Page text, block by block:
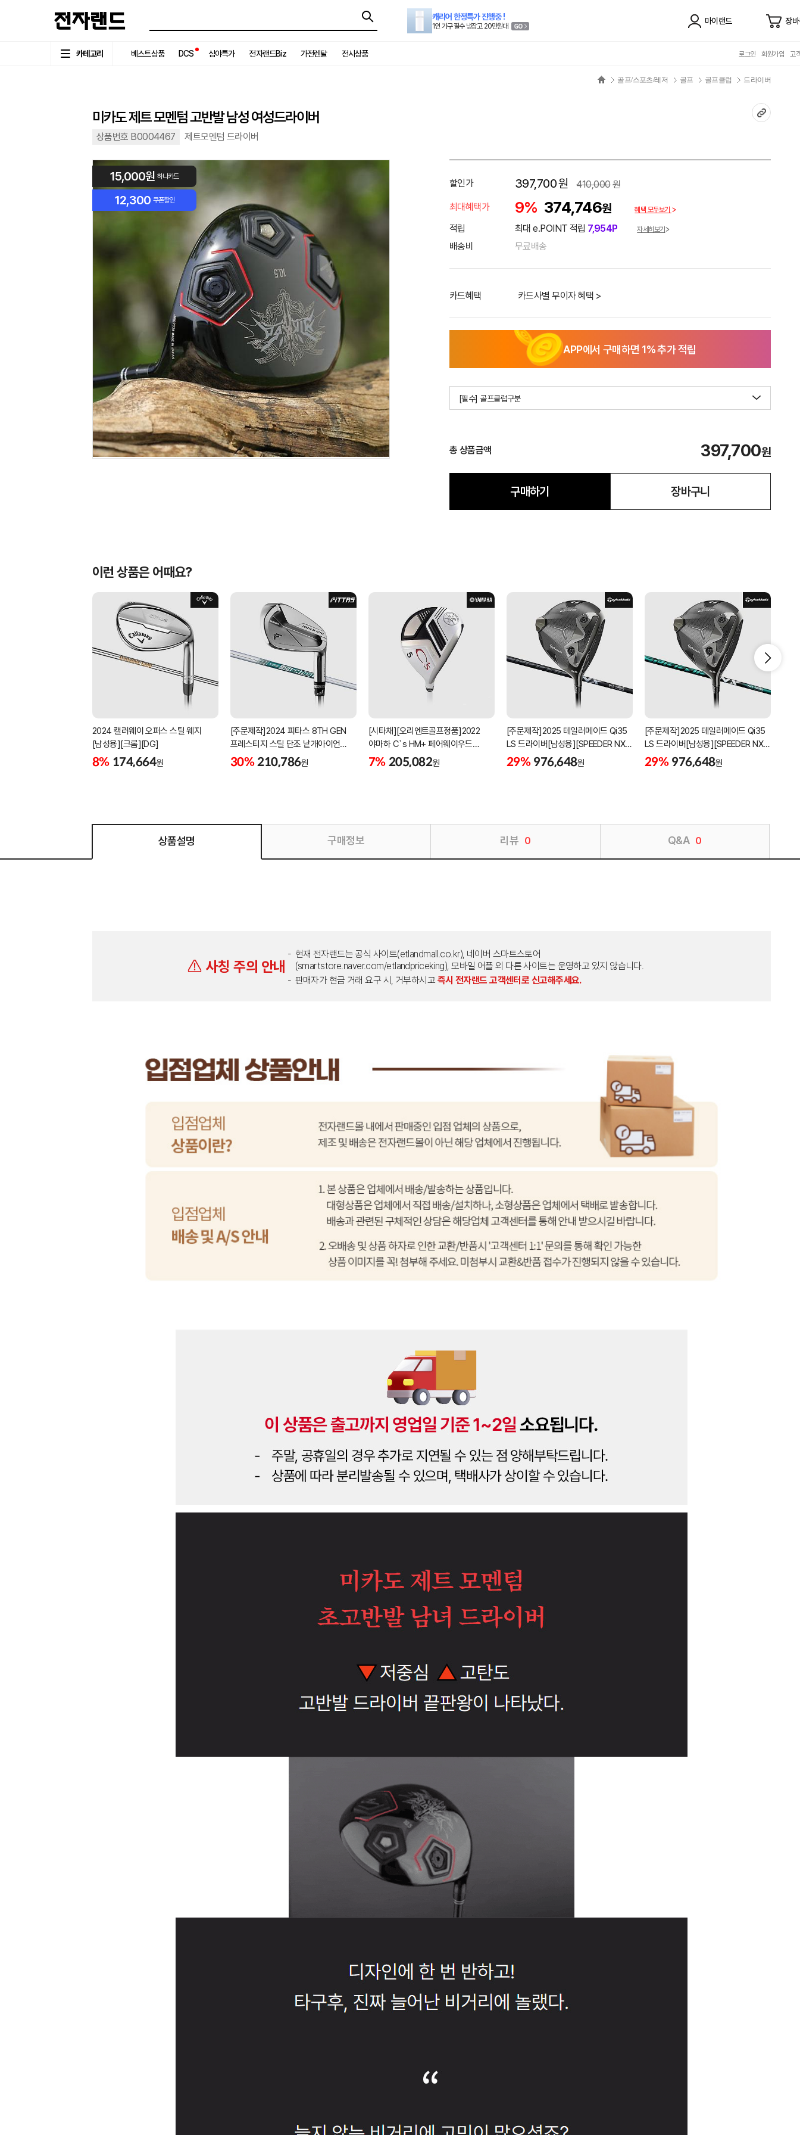
캐리어 한정특가 진행중 !
1인 가구 필수 냉장고 20만원대
마이랜드 장
카테고리 베스트상품 DCS 심야특가 전자랜드Biz 가전렌탈 전시상품 로그인 회원가입 고
골프/스포츠/레저 골프 골프클럽 드라이버
미카도 제트 모멘텀 고반발 남성 여성드라이버
상품번호 B0004467 제트모멘텀 드라이버
15,000원 하나카드
12,300 쿠폰할인
할인가 397,700원 410,000원
최대혜택가
9% 374,746원 혜택 모두보기
적립 최대 e.POINT 적립 7,954P 자세히보기
배송비 무료배송
카드혜택 카드사별 무이자 혜택 >
APP에서 구매하면 1% 추가 적립
[필수] 골프클럽구분
총 상품금액 397,700원
구매하기 장바구니
이런 상품은 어때요?
2024 캘러웨이 오퍼스 스틸 웨지
[남성용][크롬][DG]
8% 174,664원
[주문제작]2024 피타스 8TH GEN
프레스티지 스틸 단조 낱개아이언
[남성용][4번][NSPRO950GH NEO]
30% 210,786원
[시타채][오리엔트골프정품]2022
야마하 C`s HM+ 페어웨이우드
[여성용][화이트][C`s HM+
7% 205,082원
[주문제작]2025 테일러메이드 Qi35
LS 드라이버[남성용][SPEEDER NX
BLACK]
29% 976,648원
[주문제작]2025 테일러메이드 Qi35
LS 드라이버[남성용][SPEEDER NX
GREEN]
29% 976,648원
상품설명 구매정보 리뷰 0 Q&A 0
사칭 주의 안내
현재 전자랜드는 공식 사이트(etlandmall.co.kr), 네이버 스마트스토어
(smartstore.naver.com/etlandpriceking), 모바일 어플 외 다른 사이트는 운영하고 있지 않습니다.
판매자가 현금 거래 요구 시, 거부하시고 즉시 전자랜드 고객센터로 신고해주세요.